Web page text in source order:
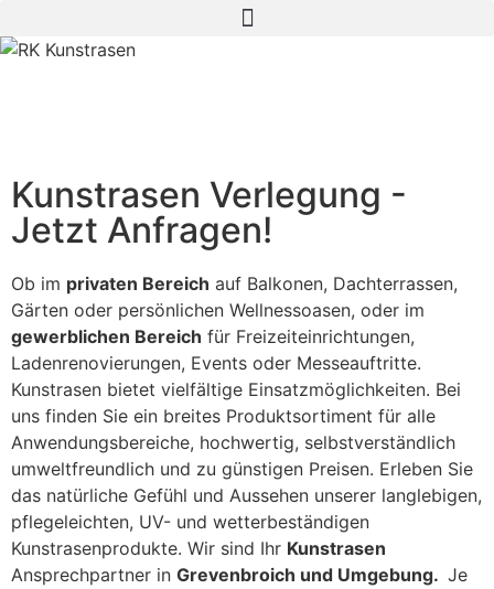
Kunstrasen Verlegung -
Jetzt Anfragen!
Ob im privaten Bereich auf Balkonen, Dachterrassen,
Gärten oder persönlichen Wellnessoasen, oder im
gewerblichen Bereich für Freizeiteinrichtungen,
Ladenrenovierungen, Events oder Messeauftritte.
Kunstrasen bietet vielfältige Einsatzmöglichkeiten. Bei
uns finden Sie ein breites Produktsortiment für alle
Anwendungsbereiche, hochwertig, selbstverständlich
umweltfreundlich und zu günstigen Preisen. Erleben Sie
das natürliche Gefühl und Aussehen unserer langlebigen,
pflegeleichten, UV- und wetterbeständigen
Kunstrasenprodukte. Wir sind Ihr Kunstrasen
Ansprechpartner in Grevenbroich und Umgebung. Je